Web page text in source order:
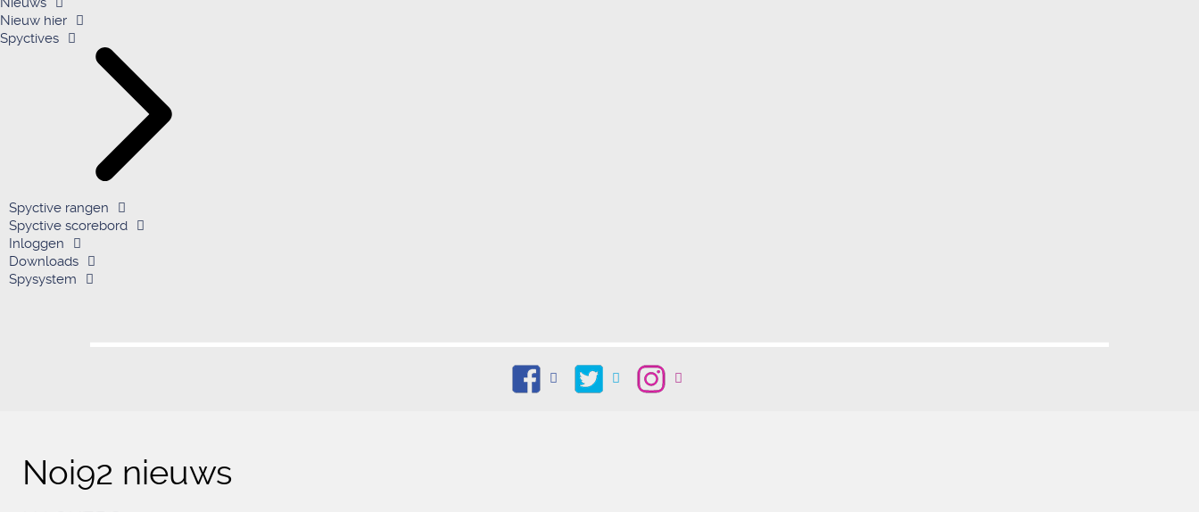
Nieuw hier
Spyctives
Spyctive rangen
Spyctive scorebord
Inloggen
Downloads
Spysystem
Noi92 nieuws